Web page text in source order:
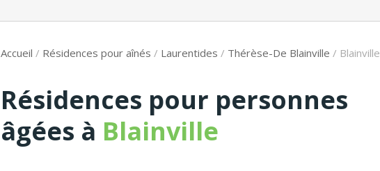
Accueil / Résidences pour aînés / Laurentides / Thérèse-De Blainville / Blainville
Résidences pour personnes
âgées à Blainville